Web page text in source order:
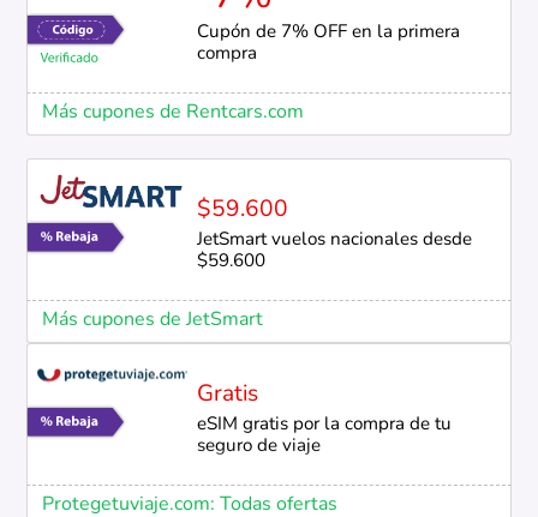
Cupón de 7% OFF en la primera
compra
Más cupones de Rentcars.com
$59.600
JetSmart vuelos nacionales desde
$59.600
Más cupones de JetSmart
Gratis
eSIM gratis por la compra de tu
seguro de viaje
Protegetuviaje.com: Todas ofertas